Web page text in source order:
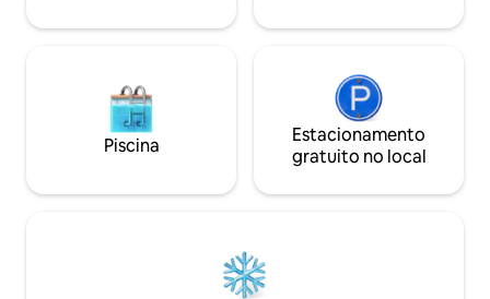
Piscina
Estacionamento
gratuito no local